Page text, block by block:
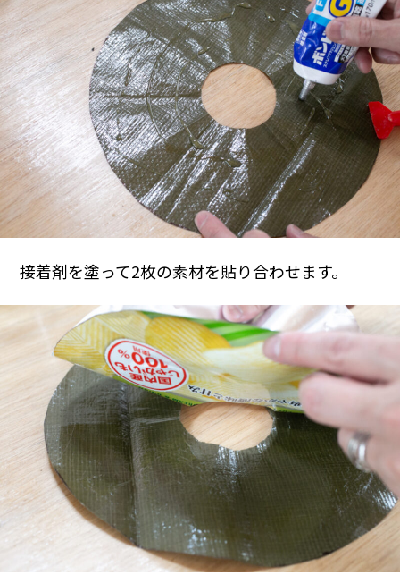
接着剤を塗って2枚の素材を貼り合わせます。